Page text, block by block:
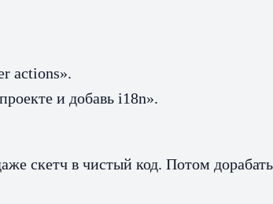
actions».
и добавь i18n».
скетч в чистый код. Потом